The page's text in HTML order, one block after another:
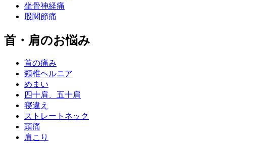
坐骨神経痛
股関節痛
首・肩のお悩み
首の痛み
頸椎ヘルニア
めまい
四十肩、五十肩
寝違え
ストレートネック
頭痛
肩こり